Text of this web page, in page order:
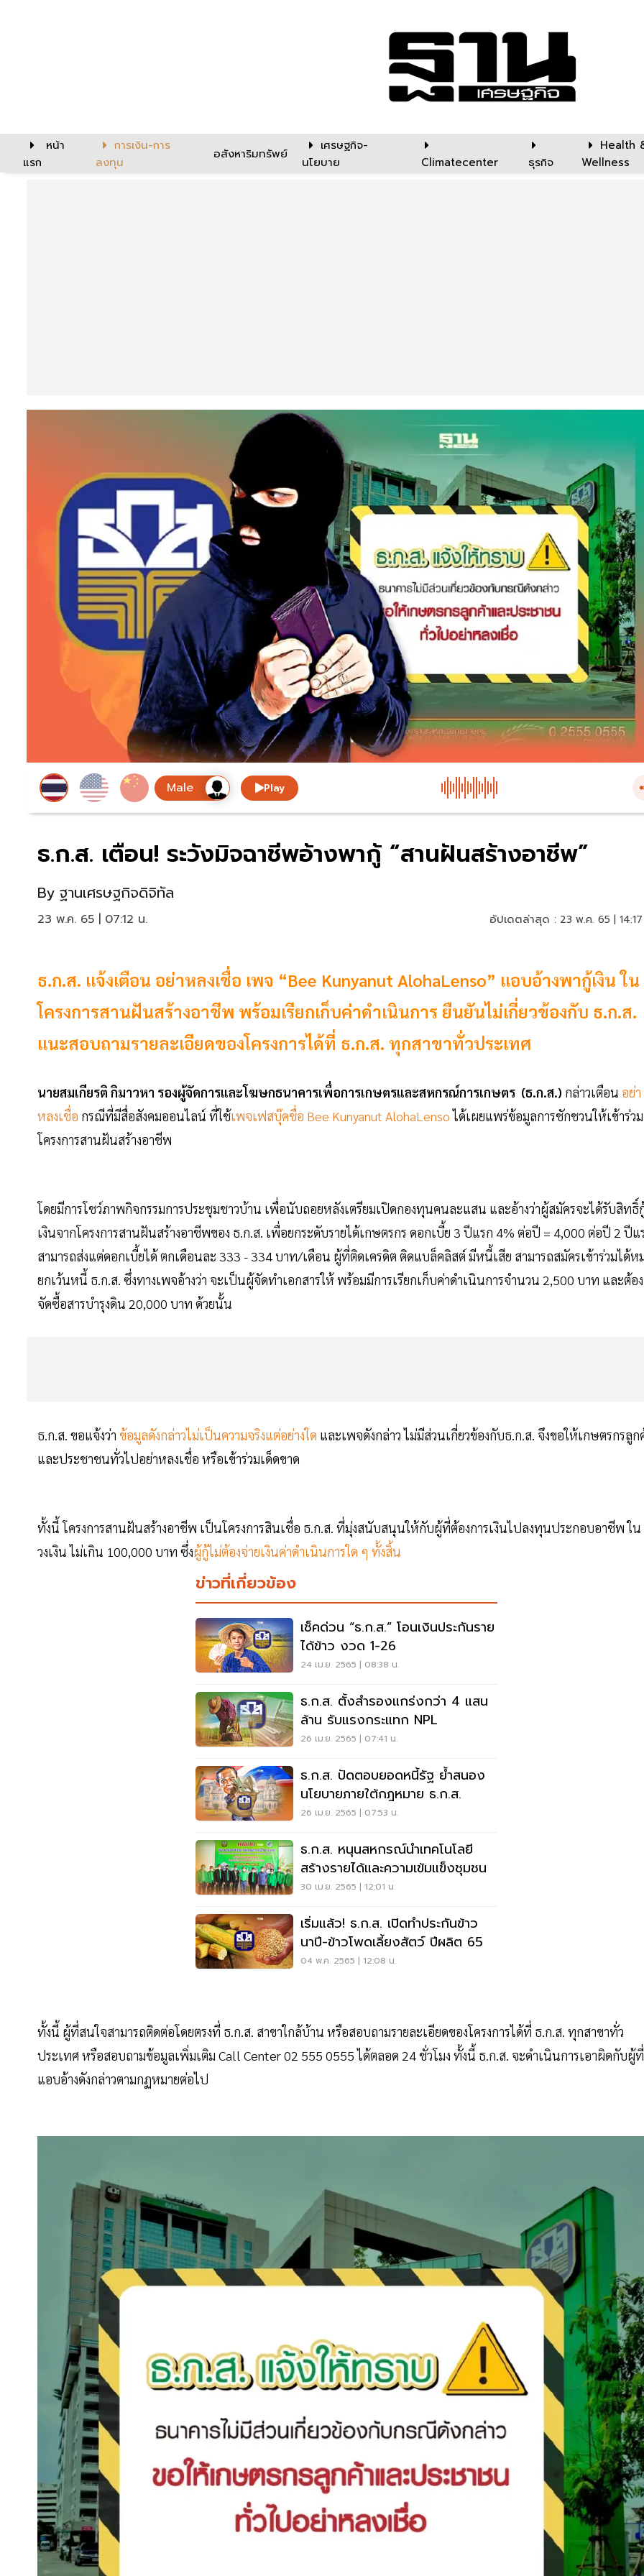
หน้า
แรก
การเงิน-การ
ลงทุน
อสังหาริมทรัพย์
เศรษฐกิจ-
นโยบาย
Climatecenter ธุรกิจ
Health
Wellness
Play
ธ.ก.ส. เตือน! ระวังมิจฉาชีพอ้างพากู้ “สานฝันสร้างอาชีพ”
By ฐานเศรษฐกิจดิจิทัล
23 พ.ค. 65 | 07:12 น. อัปเดตล่าสุด : 23 พ.ค. 65 |
ธ.ก.ส. แจ้งเตือน อย่าหลงเชื่อ เพจ “Bee Kunyanut AlohaLenso” แอบอ้างพากู้เงิน ใน
โครงการสานฝันสร้างอาชีพ พร้อมเรียกเก็บค่าดำเนินการ ยืนยันไม่เกี่ยวข้องกับ ธ.ก.ส.
แนะสอบถามรายละเอียดของโครงการได้ที่ ธ.ก.ส. ทุกสาขาทั่วประเทศ
นายสมเกียรติ กิมาวหา รองผู้จัดการและโฆษกธนาคารเพื่อการเกษตรและสหกรณ์การเกษตร (ธ.ก.ส.) กล่าวเตือน อย่า
หลงเชื่อ กรณีที่มีสื่อสังคมออนไลน์ ที่ใช้เพจเฟสบุ๊คชื่อ Bee Kunyanut AlohaLensoได้เผยแพร่ข้อมูลการชักชวนให้เข้าร่วม
โครงการสานฝันสร้างอาชีพ
โดยมีการโชว์ภาพกิจกรรมการประชุมชาวบ้าน เพื่อนับถอยหลังเตรียมเปิดกองทุนคนละแสน และอ้างว่าผู้สมัครจะได้รับสิทธิ์
เงินจากโครงการสานฝันสร้างอาชีพของ ธ.ก.ส. เพื่อยกระดับรายได้เกษตรกร ดอกเบี้ย 3 ปีแรก 4% ต่อปี = 4,000 ต่อปี 2 ปีแ
สามารถส่งแต่ดอกเบี้ยได้ ตกเดือนละ 333 - 334 บาท/เดือน ผู้ที่ติดเครดิต ติดแบล็คลิสต์ มีหนี้เสีย สามารถสมัครเข้าร่วมได้ห
ยกเว้นหนี้ ธ.ก.ส. ซึ่งทางเพจอ้างว่า จะเป็นผู้จัดทำเอกสารให้ พร้อมมีการเรียกเก็บค่าดำเนินการจำนวน 2,500 บาท และต้อง
จัดซื้อสารบำรุงดิน 20,000 บาท ด้วยนั้น
ธ.ก.ส. ขอแจ้งว่า ข้อมูลดังกล่าวไม่เป็นความจริงแต่อย่างใด และเพจดังกล่าว ไม่มีส่วนเกี่ยวข้องกับธ.ก.ส. จึงขอให้เกษตรกรลูก
และประชาชนทั่วไปอย่าหลงเชื่อ หรือเข้าร่วมเด็ดขาด
ทั้งนี้ โครงการสานฝันสร้างอาชีพ เป็นโครงการสินเชื่อ ธ.ก.ส. ที่มุ่งสนับสนุนให้กับผู้ที่ต้องการเงินไปลงทุนประกอบอาชีพ ใน
วงเงิน ไม่เกิน 100,000 บาท ซึ่งผู้กู้ไม่ต้องจ่ายเงินค่าดำเนินการใด ๆ ทั้งสิ้น
ข่าวที่เกี่ยวข้อง
เช็คด่วน “ธ.ก.ส.” โอนเงินประกันราย
ได้ข้าว งวด 1-26
24 เม.ย. 2565 | 08:38 น.
ธ.ก.ส. ตั้งสำรองแกร่งกว่า 4 แสน
ล้าน รับแรงกระแทก NPL
26 เม.ย. 2565 | 07:41 น.
ธ.ก.ส. ปัดตอบยอดหนี้รัฐ ย้ำสนอง
นโยบายภายใต้กฎหมาย ธ.ก.ส.
26 เม.ย. 2565 | 07:53 น.
ธ.ก.ส. หนุนสหกรณ์นำเทคโนโลยี
สร้างรายได้และความเข้มแข็งชุมชน
30 เม.ย. 2565 | 12:01 น.
เริ่มแล้ว! ธ.ก.ส. เปิดทำประกันข้าว
นาปี-ข้าวโพดเลี้ยงสัตว์ ปีผลิต 65
04 พ.ค. 2565 | 12:08 น.
ทั้งนี้ ผู้ที่สนใจสามารถติดต่อโดยตรงที่ ธ.ก.ส. สาขาใกล้บ้าน หรือสอบถามรายละเอียดของโครงการได้ที่ ธ.ก.ส. ทุกสาขาทั่ว
ประเทศ หรือสอบถามข้อมูลเพิ่มเติม Call Center 02 555 0555 ได้ตลอด 24 ชั่วโมง ทั้งนี้ ธ.ก.ส. จะดำเนินการเอาผิดกับผู้ที่
แอบอ้างดังกล่าวตามกฏหมายต่อไป